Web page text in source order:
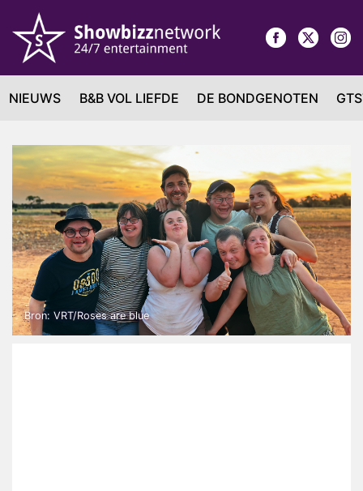
NIEUWS B&B VOL LIEFDE DE BONDGENOTEN
Bron: VRT/Roses are blue